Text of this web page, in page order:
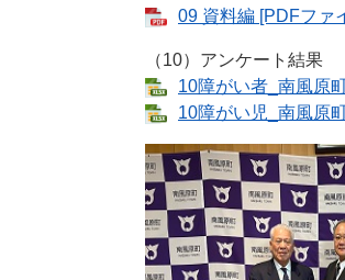
09 資料編 [PDFファ
（10）アンケート結果
10障がい者_南風原
10障がい児_南風原